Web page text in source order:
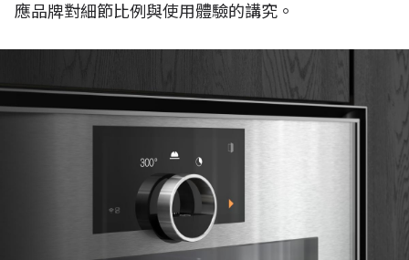
應品牌對細節比例與使用體驗的講究。